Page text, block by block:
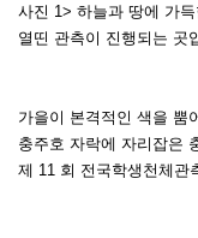
사진 1> 하늘과 땅에 가
열띤 관측이 진행되는 곳
가을이 본격적인 색을 뿜
충주호 자락에 자리잡은
제 11 회 전국학생천체관